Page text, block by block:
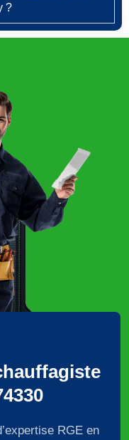
?
RGE en